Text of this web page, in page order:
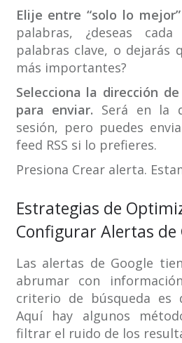
Elije entre “solo lo
palabras, ¿deseas
palabras clave, o dejarás
más importantes?
Selecciona la dirección
para enviar. Será en la
sesión, pero puedes
feed RSS si lo prefieres.
Presiona Crear alerta.
Estrategias de
Configurar Alertas de
Las alertas de Google
abrumar con
criterio de búsqueda es
Aquí hay algunos
filtrar el ruido de los